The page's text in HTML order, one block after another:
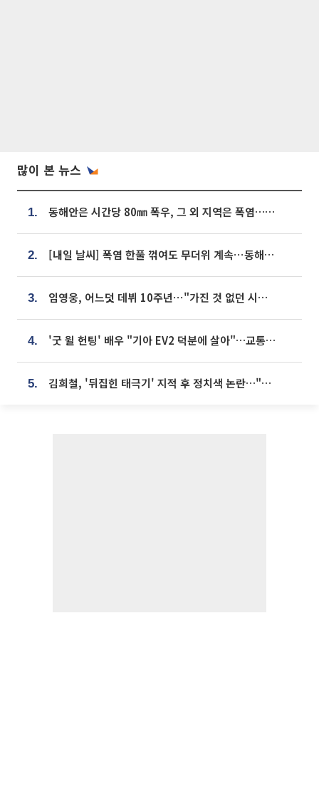
많이 본 뉴스
1. 동해안은 시간당 80㎜ 폭우, 그 외 지역은 폭염…‘극과 극 날씨’
2. [내일 날씨] 폭염 한풀 꺾여도 무더위 계속⋯동해안 이틀 연속 비
3. 임영웅, 어느덧 데뷔 10주년⋯"가진 것 없던 시절, 내 앞엔 20명의 팬뿐"
4. '굿 윌 헌팅' 배우 "기아 EV2 덕분에 살아"…교통사고 후 안전성 극찬
5. 김희철, '뒤집힌 태극기' 지적 후 정치색 논란…"좌우 떠나 우리나라 국기"